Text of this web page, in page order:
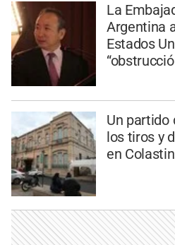
La
Argentina
Estados
Un partido
los tiros y
en